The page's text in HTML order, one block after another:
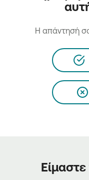
H απάντησή